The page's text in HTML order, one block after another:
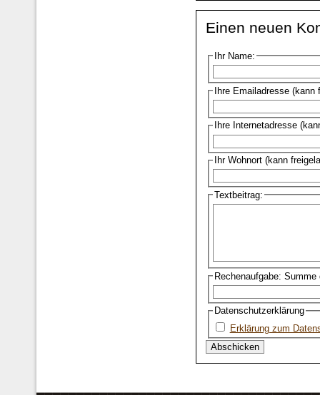
Einen neuen
Ihr Name:
Ihre Emailadresse (kann
Ihre Internetadresse
Ihr Wohnort (kann
Textbeitrag:
Rechenaufgabe:
Datenschutzerklärung
Erklärung zum